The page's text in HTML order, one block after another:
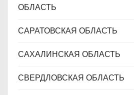
ОБЛАСТЬ
САРАТОВСКАЯ ОБЛАСТЬ
САХАЛИНСКАЯ ОБЛАСТЬ
СВЕРДЛОВСКАЯ ОБЛАСТЬ